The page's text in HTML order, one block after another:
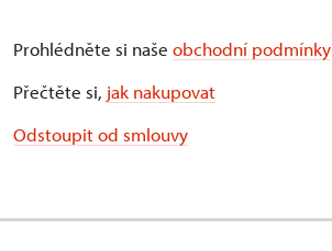
Prohlédněte si naše obchodní podmínky
Přečtěte si, jak nakupovat
Odstoupit od smlouvy